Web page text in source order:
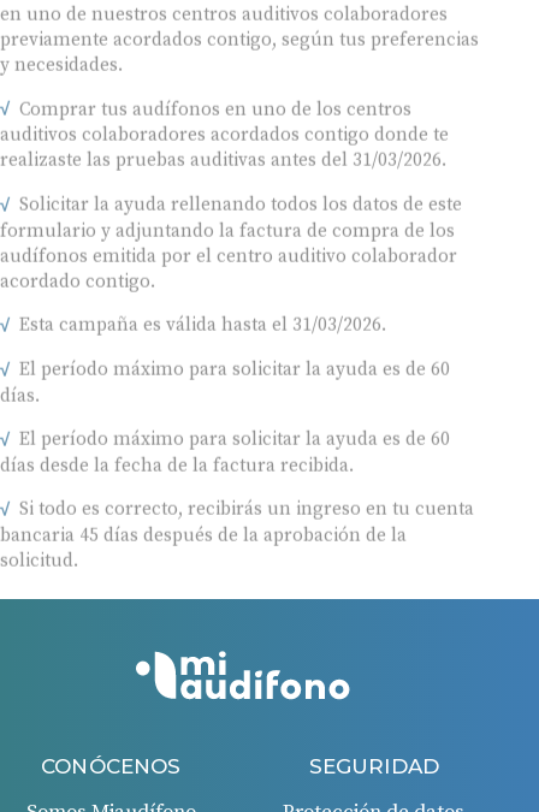
en uno de nuestros centros auditivos colaboradores
previamente acordados contigo, según tus preferencias
y necesidades.
Comprar tus audífonos en uno de los centros
auditivos colaboradores acordados contigo donde te
realizaste las pruebas auditivas antes del 31/03/2026.
Solicitar la ayuda rellenando todos los datos de este
formulario y adjuntando la factura de compra de los
audífonos emitida por el centro auditivo colaborador
acordado contigo.
Esta campaña es válida hasta el 31/03/2026.
El período máximo para solicitar la ayuda es de 60
días.
El período máximo para solicitar la ayuda es de 60
días desde la fecha de la factura recibida.
Si todo es correcto, recibirás un ingreso en tu cuenta
bancaria 45 días después de la aprobación de la
solicitud.
CONÓCENOS SEGURIDAD